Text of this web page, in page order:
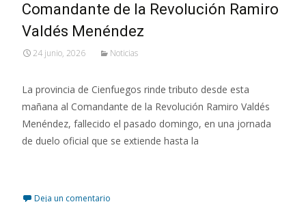
Comandante de la Revolución Ramiro
Valdés Menéndez
24 junio, 2026 Noticias
La provincia de Cienfuegos rinde tributo desde esta
mañana al Comandante de la Revolución Ramiro Valdés
Menéndez, fallecido el pasado domingo, en una jornada
de duelo oficial que se extiende hasta la
Deja un comentario